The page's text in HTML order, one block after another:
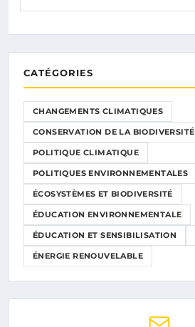
CATÉGORIES
CHANGEMENTS CLIMATIQUES
CONSERVATION DE LA BIODIVERSITÉ
POLITIQUE CLIMATIQUE
POLITIQUES ENVIRONNEMENTALES
ÉCOSYSTÈMES ET BIODIVERSITÉ
ÉDUCATION ENVIRONNEMENTALE
ÉDUCATION ET SENSIBILISATION
ÉNERGIE RENOUVELABLE